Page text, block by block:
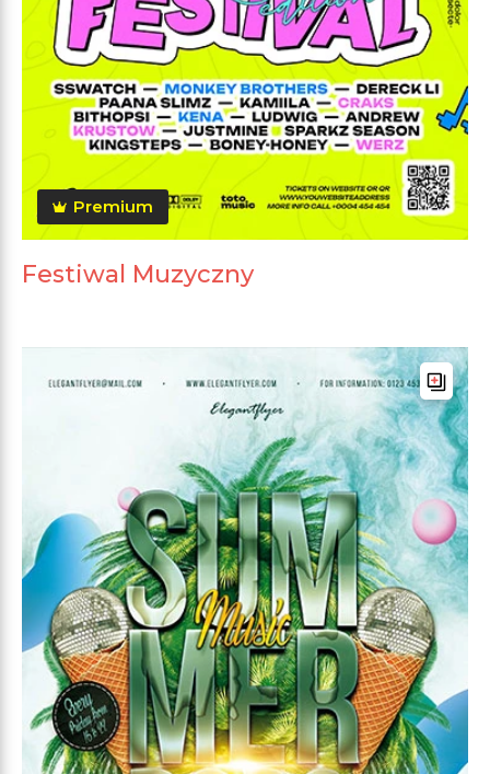
Premium
Festiwal Muzyczny